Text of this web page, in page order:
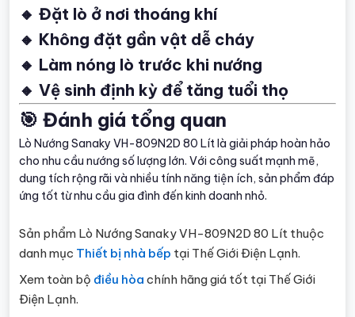
🔸 Đặt lò ở nơi thoáng khí
🔸 Không đặt gần vật dễ cháy
🔸 Làm nóng lò trước khi nướng
🔸 Vệ sinh định kỳ để tăng tuổi thọ
🎯 Đánh giá tổng quan
Lò Nướng Sanaky VH-809N2D 80 Lít là giải pháp hoàn hảo
cho nhu cầu nướng số lượng lớn. Với công suất mạnh mẽ,
dung tích rộng rãi và nhiều tính năng tiện ích, sản phẩm đáp
ứng tốt từ nhu cầu gia đình đến kinh doanh nhỏ.
Sản phẩm Lò Nướng Sanaky VH-809N2D 80 Lít thuộc
danh mục Thiết bị nhà bếp tại Thế Giới Điện Lạnh.
Xem toàn bộ điều hòa chính hãng giá tốt tại Thế Giới
Điện Lạnh.